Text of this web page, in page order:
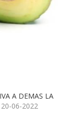
A DEMAS LA
20-06-2022